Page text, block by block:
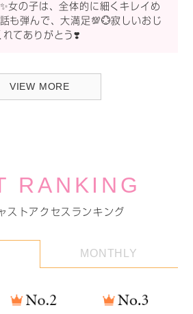
女の子は、全体的に細くキレイめ
も弾んで、大満足💯💮寂しいおじ
れてありがとう❣️
VIEW MORE
RANKING
ストアクセスランキング
MONTHLY